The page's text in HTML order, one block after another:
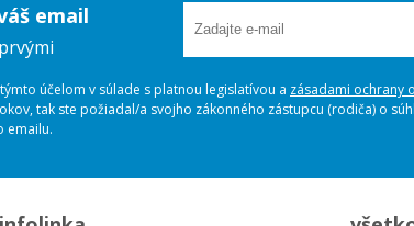
email
účelom v súlade s platnou legislatívou a zásadami ochrany
tak ste požiadal/a svojho zákonného zástupcu (rodiča) o
emailu.